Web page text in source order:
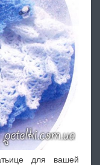
для вашей